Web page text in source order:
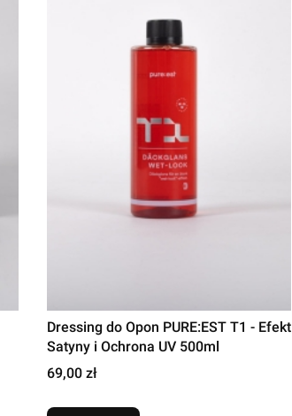
Dressing do Opon PURE:EST T1 - Efekt
Satyny i Ochrona UV 500ml
Cena
69,00 zł